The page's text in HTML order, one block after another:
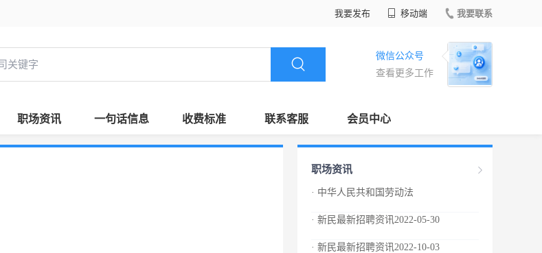
我要发布 移动端 我要联系
微信公众号
查看更多工作
职场资讯 一句话信息 收费标准 联系客服 会员中心
职场资讯
· 中华人民共和国劳动法
· 新民最新招聘资讯2022-05-30
· 新民最新招聘资讯2022-10-03